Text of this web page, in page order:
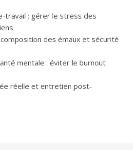
travail : gérer le stress des
des émaux et sécurité
mentale : éviter le burnout
réelle et entretien post-